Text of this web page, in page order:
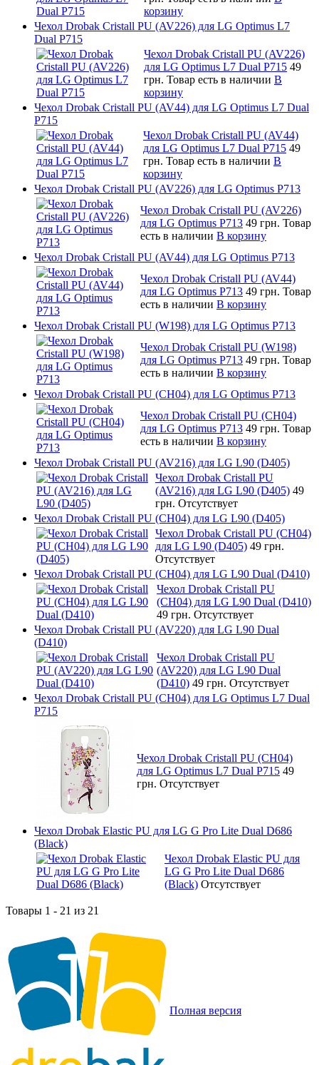
корзину
Чехол Drobak Cristall PU (AV226) для LG Optimus L7
Dual P715
Чехол Drobak Cristall PU (AV226)
для LG Optimus L7 Dual P715 49
грн. Товар есть в наличии В
корзину
Чехол Drobak Cristall PU (AV44) для LG Optimus L7 Dual
P715
Чехол Drobak Cristall PU (AV44)
для LG Optimus L7 Dual P715 49
грн. Товар есть в наличии В
корзину
Чехол Drobak Cristall PU (AV226) для LG Optimus P713
Чехол Drobak Cristall PU (AV226)
для LG Optimus P713 49 грн. Товар
есть в наличии В корзину
Чехол Drobak Cristall PU (AV44) для LG Optimus P713
Чехол Drobak Cristall PU (AV44)
для LG Optimus P713 49 грн. Товар
есть в наличии В корзину
Чехол Drobak Cristall PU (W198) для LG Optimus P713
Чехол Drobak Cristall PU (W198)
для LG Optimus P713 49 грн. Товар
есть в наличии В корзину
Чехол Drobak Cristall PU (CH04) для LG Optimus P713
Чехол Drobak Cristall PU (CH04)
для LG Optimus P713 49 грн. Товар
есть в наличии В корзину
Чехол Drobak Cristall PU (AV216) для LG L90 (D405)
Чехол Drobak Cristall PU
(AV216) для LG L90 (D405) 49
грн. Отсутствует
Чехол Drobak Cristall PU (CH04) для LG L90 (D405)
Чехол Drobak Cristall PU (CH04)
для LG L90 (D405) 49 грн.
Отсутствует
Чехол Drobak Cristall PU (CH04) для LG L90 Dual (D410)
Чехол Drobak Cristall PU
(CH04) для LG L90 Dual (D410)
49 грн. Отсутствует
Чехол Drobak Cristall PU (AV220) для LG L90 Dual
(D410)
Чехол Drobak Cristall PU
(AV220) для LG L90 Dual
(D410) 49 грн. Отсутствует
Чехол Drobak Cristall PU (CH04) для LG Optimus L7 Dual
P715
Чехол Drobak Cristall PU (CH04)
для LG Optimus L7 Dual P715 49
грн. Отсутствует
Чехол Drobak Elastic PU для LG G Pro Lite Dual D686
(Black)
Чехол Drobak Elastic PU для
LG G Pro Lite Dual D686
(Black) Отсутствует
Товары 1 - 21 из 21
Полная версия